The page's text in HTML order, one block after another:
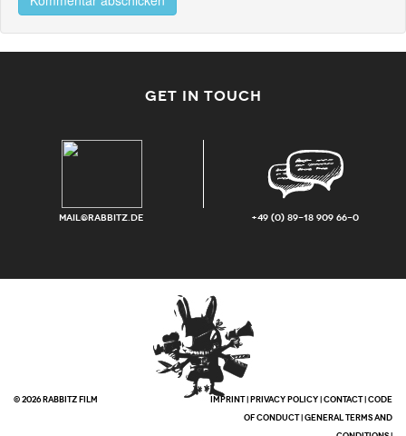
GET IN TOUCH
mail@rabbitz.de +49 (0) 89-18 909 66-0
© 2026 RABBITZ FILM IMPRINT|PRIVACY POLICY|CONTACT|CODE
OF CONDUCT|GENERAL TERMS AND